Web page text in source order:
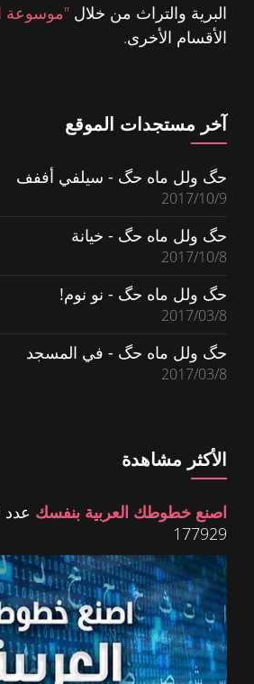
البرية والتراث من خلال "موسوعة
الأقسام الأخرى.
آخر مستجدات الموقع
حگ ولل ماه حگ - سيلفي أففف
2017/10/9
حگ ولل ماه حگ - خيانة
2017/10/8
حگ ولل ماه حگ - نو نوم!
2017/03/8
حگ ولل ماه حگ - في المسجد
2017/03/8
الأكثر مشاهدة
اصنع خطوطك العربية بنفسك عدد
177929